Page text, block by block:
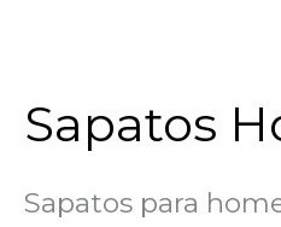
Sapatos
Sapatos para